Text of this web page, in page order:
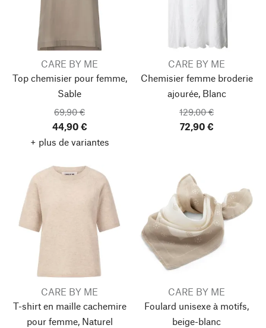
CARE BY ME
Top chemisier pour femme,
Sable
69,90 €
44,90 €
+ plus de variantes
CARE BY ME
Chemisier femme broderie
ajourée, Blanc
129,00 €
72,90 €
CARE BY ME
T-shirt en maille cachemire
pour femme, Naturel
CARE BY ME
Foulard unisexe à motifs,
beige-blanc